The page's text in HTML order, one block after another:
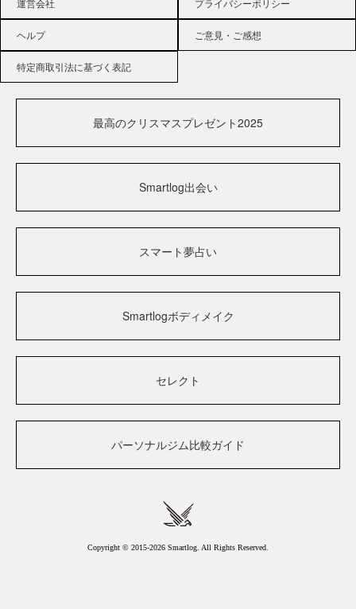
運営会社 プライバシーポリシー
ヘルプ ご意見・ご感想
特定商取引法に基づく表記
最高のクリスマスプレゼント2025
Smartlog出会い
スマート夢占い
Smartlogボディメイク
セレクト
パーソナルジム比較ガイド
Copyright © 2015-2026 Smartlog. All Rights Reserved.